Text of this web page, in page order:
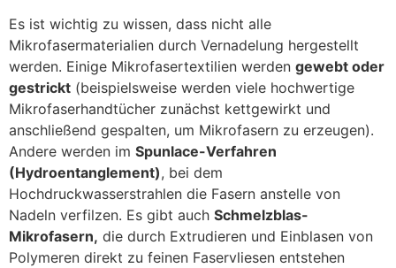
Es ist wichtig zu wissen, dass nicht alle
Mikrofasermaterialien durch Vernadelung hergestellt
werden. Einige Mikrofasertextilien werden gewebt oder
gestrickt (beispielsweise werden viele hochwertige
Mikrofaserhandtücher zunächst kettgewirkt und
anschließend gespalten, um Mikrofasern zu erzeugen).
Andere werden im Spunlace-Verfahren
(Hydroentanglement), bei dem
Hochdruckwasserstrahlen die Fasern anstelle von
Nadeln verfilzen. Es gibt auch Schmelzblas-
Mikrofasern, die durch Extrudieren und Einblasen von
Polymeren direkt zu feinen Faservliesen entstehen